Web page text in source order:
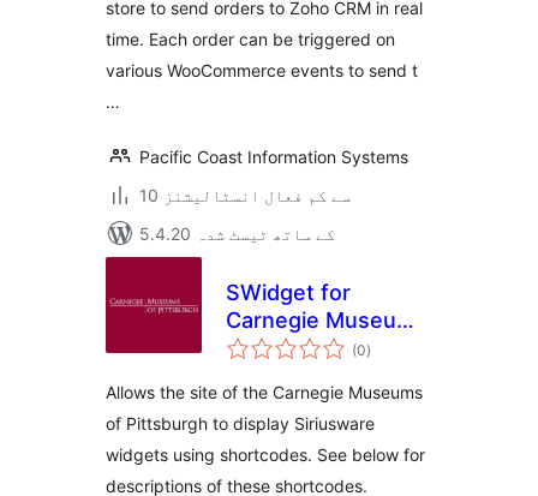
store to send orders to Zoho CRM in real
time. Each order can be triggered on
various WooCommerce events to send t
…
Pacific Coast Information Systems
10 سے کم فعال انسٹالیشنز
5.4.20 کے ساتھ ٹیسٹ شدہ
SWidget for
Carnegie Museums
of Pittsburgh
(0مجموعی
درجہ
)
Allows the site of the Carnegie Museums
of Pittsburgh to display Siriusware
widgets using shortcodes. See below for
descriptions of these shortcodes.